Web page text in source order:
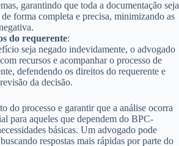
garantindo que toda a documentação seja
de forma completa e precisa, minimizando as
do requerente:
seja negado indevidamente, o advogado
recursos e acompanhar o processo de
defendendo os direitos do requerente e
da decisão.
do processo e garantir que a análise ocorra
para aqueles que dependem do BPC-
básicas. Um advogado pode
respostas mais rápidas por parte do